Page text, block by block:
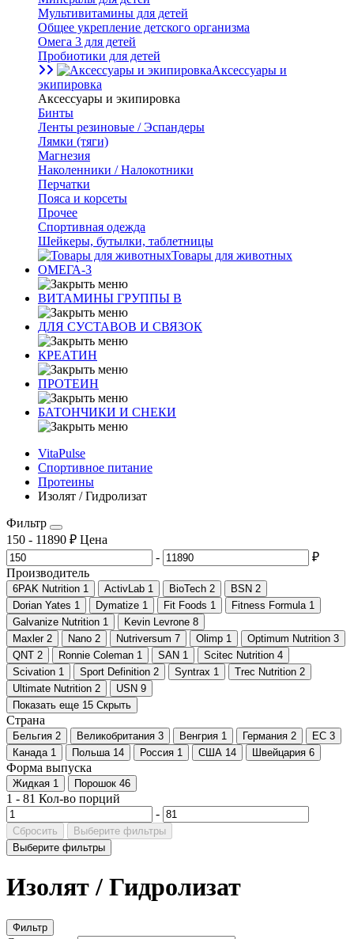
Мультивитамины для детей
Общее укрепление детского организма
Омега 3 для детей
Пробиотики для детей
Аксессуары и
экипировка
Аксессуары и экипировка
Бинты
Ленты резиновые / Эспандеры
Лямки (тяги)
Магнезия
Наколенники / Налокотники
Перчатки
Пояса и корсеты
Прочее
Спортивная одежда
Шейкеры, бутылки, таблетницы
Товары для животных
ОМЕГА-3
ВИТАМИНЫ ГРУППЫ В
ДЛЯ СУСТАВОВ И СВЯЗОК
КРЕАТИН
ПРОТЕИН
БАТОНЧИКИ И СНЕКИ
VitaPulse
Спортивное питание
Протеины
Изолят / Гидролизат
Фильтр
150 - 11890 ₽ Цена
-
₽
Производитель
6PAK Nutrition 1 ActivLab 1 BioTech 2 BSN 2
Dorian Yates 1 Dymatize 1 Fit Foods 1 Fitness Formula 1
Galvanize Nutrition 1 Kevin Levrone 8
Maxler 2 Nano 2 Nutriversum 7 Olimp 1 Optimum Nutrition 3
QNT 2 Ronnie Coleman 1 SAN 1 Scitec Nutrition 4
Scivation 1 Sport Definition 2 Syntrax 1 Trec Nutrition 2
Ultimate Nutrition 2 USN 9
Показать еще 15 Скрыть
Страна
Бельгия 2 Великобритания 3 Венгрия 1 Германия 2 ЕС 3
Канада 1 Польша 14 Россия 1 США 14 Швейцария 6
Форма выпуска
Жидкая 1 Порошок 46
1 - 81 Кол-во порций
-
Сбросить
Выберите фильтры
Выберите фильтры
Изолят / Гидролизат
Фильтр